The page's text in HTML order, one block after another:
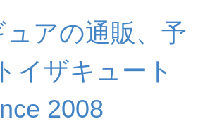
アの通販、予
イザキュート
2008